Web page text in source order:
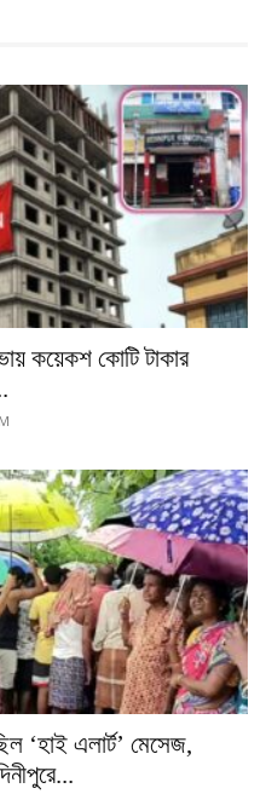
কয়েকশ কোটি টাকার
এলার্ট’ মেসেজ,